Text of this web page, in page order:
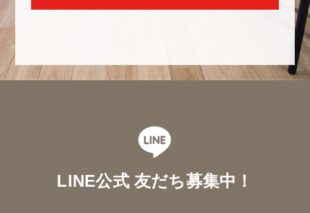
LINE公式 友だち募集中！